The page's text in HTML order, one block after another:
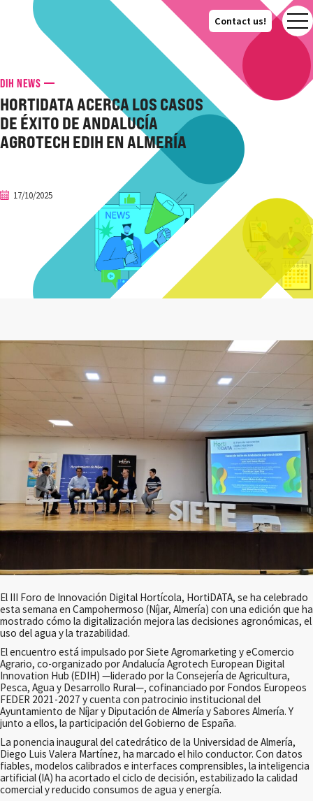
Contact us!
Contact us!
DIH NEWS
HORTIDATA ACERCA LOS CASOS
DE ÉXITO DE ANDALUCÍA
AGROTECH EDIH EN ALMERÍA
17/10/2025
El III Foro de Innovación Digital Hortícola, HortiDATA, se ha celebrado
esta semana en Campohermoso (Níjar, Almería) con una edición que ha
mostrado cómo la digitalización mejora las decisiones agronómicas, el
uso del agua y la trazabilidad.
El encuentro está impulsado por Siete Agromarketing y eComercio
Agrario, co-organizado por Andalucía Agrotech European Digital
Innovation Hub (EDIH) —liderado por la Consejería de Agricultura,
Pesca, Agua y Desarrollo Rural—, cofinanciado por Fondos Europeos
FEDER 2021-2027 y cuenta con patrocinio institucional del
Ayuntamiento de Níjar y Diputación de Almería y Sabores Almería. Y
junto a ellos, la participación del Gobierno de España.
La ponencia inaugural del catedrático de la Universidad de Almería,
Diego Luis Valera Martínez, ha marcado el hilo conductor. Con datos
fiables, modelos calibrados e interfaces comprensibles, la inteligencia
artificial (IA) ha acortado el ciclo de decisión, estabilizado la calidad
comercial y reducido consumos de agua y energía.